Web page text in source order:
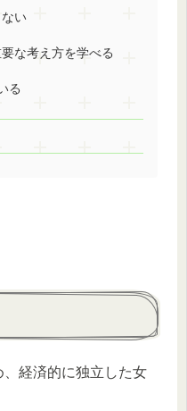
い
な考え方を学べる
る
経済的に独立した女